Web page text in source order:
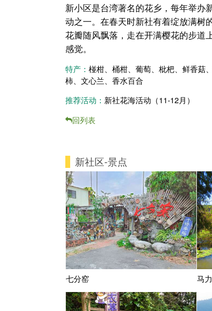
新小区是台湾著名的花乡，每年举办
动之一。在春天时新社有着绽放满树
花瓣随风飘落，走在开满樱花的步道
感觉。
特产：椪柑、桶柑、葡萄、枇杷、鲜香菇
柿、文心兰、香水百合
推荐活动： 新社花海活动（11-12月）
回列表
新社区-景点
七分窑 马